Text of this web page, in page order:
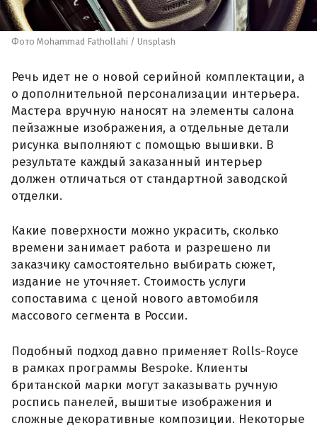
Фото Mohammad Fathollahi / Unsplash
Речь идет не о новой серийной комплектации, а
о дополнительной персонализации интерьера.
Мастера вручную наносят на элементы салона
пейзажные изображения, а отдельные детали
рисунка выполняют с помощью вышивки. В
результате каждый заказанный интерьер
должен отличаться от стандартной заводской
отделки.
Какие поверхности можно украсить, сколько
времени занимает работа и разрешено ли
заказчику самостоятельно выбирать сюжет,
издание не уточняет. Стоимость услуги
сопоставима с ценой нового автомобиля
массового сегмента в России.
Подобный подход давно применяет Rolls-Royce
в рамках программы Bespoke. Клиенты
британской марки могут заказывать ручную
роспись панелей, вышитые изображения и
сложные декоративные композиции. Некоторые